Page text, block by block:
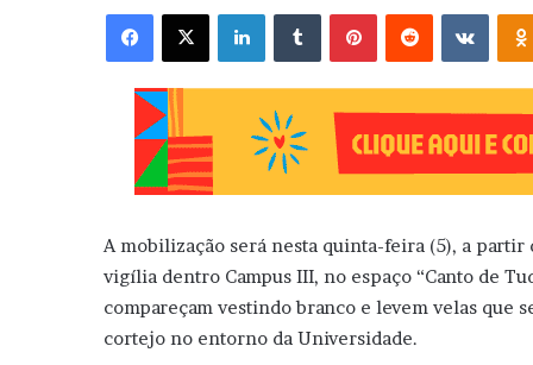
Facebook X Linkedin VK
A mobilização será nesta quinta-feira (5), a partir
vigília dentro Campus III, no espaço “Canto de
compareçam vestindo branco e levem velas que
cortejo no entorno da Universidade.